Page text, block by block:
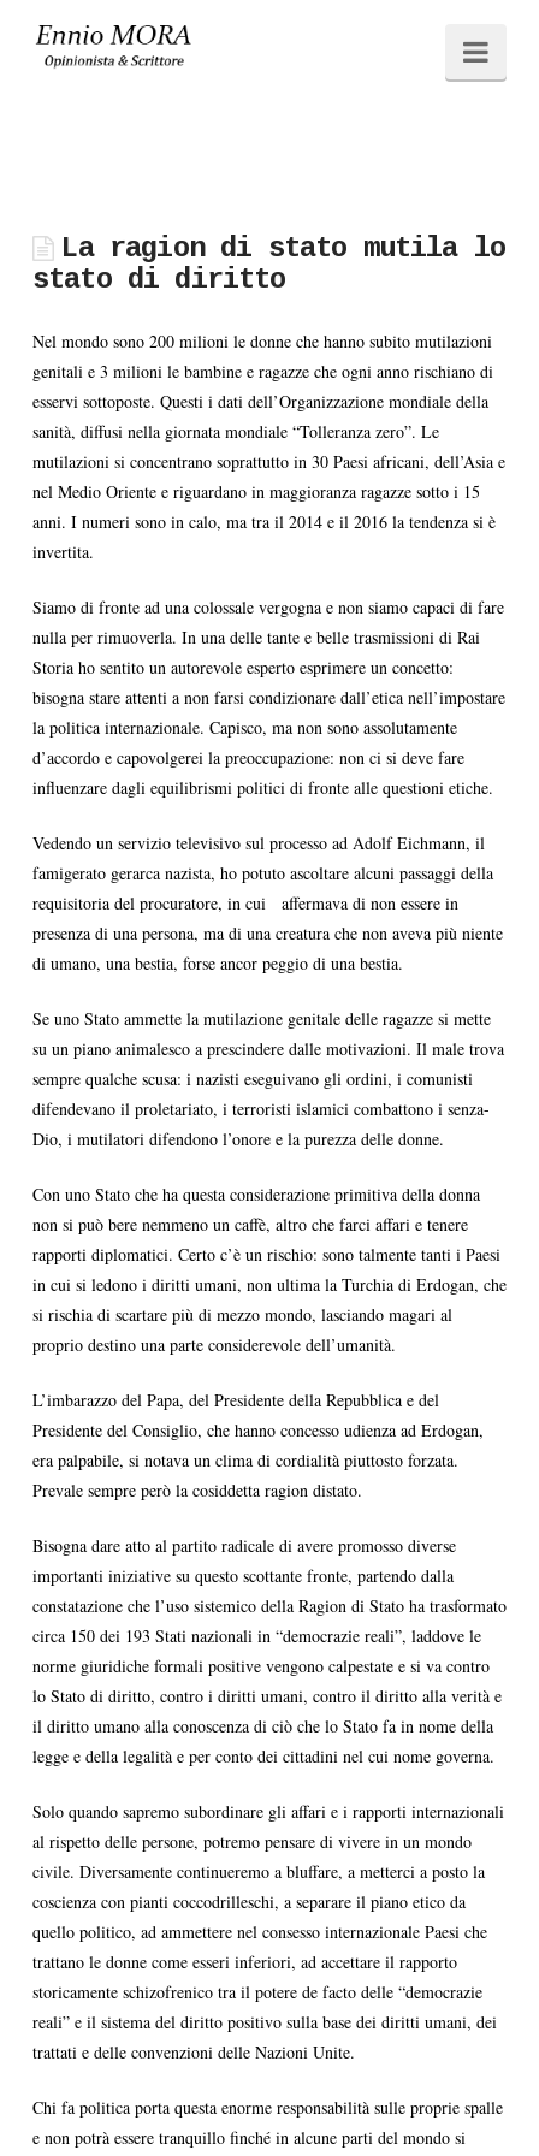
Ennio
La ragion di stato mutila lo
stato di diritto
Nel mondo sono 200 milioni le donne che hanno subito mutilazioni
genitali e 3 milioni le bambine e ragazze che ogni anno rischiano di
esservi sottoposte. Questi i dati dell’Organizzazione mondiale della
sanità, diffusi nella giornata mondiale “Tolleranza zero”. Le
mutilazioni si concentrano soprattutto in 30 Paesi africani, dell’Asia e
nel Medio Oriente e riguardano in maggioranza ragazze sotto i 15
anni. I numeri sono in calo, ma tra il 2014 e il 2016 la tendenza si è
invertita.
Siamo di fronte ad una colossale vergogna e non siamo capaci di fare
nulla per rimuoverla. In una delle tante e belle trasmissioni di Rai
Storia ho sentito un autorevole esperto esprimere un concetto:
bisogna stare attenti a non farsi condizionare dall’etica nell’impostare
la politica internazionale. Capisco, ma non sono assolutamente
d’accordo e capovolgerei la preoccupazione: non ci si deve fare
influenzare dagli equilibrismi politici di fronte alle questioni etiche.
Vedendo un servizio televisivo sul processo ad Adolf Eichmann, il
famigerato gerarca nazista, ho potuto ascoltare alcuni passaggi della
requisitoria del procuratore, in cui affermava di non essere in
presenza di una persona, ma di una creatura che non aveva più niente
di umano, una bestia, forse ancor peggio di una bestia.
Se uno Stato ammette la mutilazione genitale delle ragazze si mette
su un piano animalesco a prescindere dalle motivazioni. Il male trova
sempre qualche scusa: i nazisti eseguivano gli ordini, i comunisti
difendevano il proletariato, i terroristi islamici combattono i senza-
Dio, i mutilatori difendono l’onore e la purezza delle donne.
Con uno Stato che ha questa considerazione primitiva della donna
non si può bere nemmeno un caffè, altro che farci affari e tenere
rapporti diplomatici. Certo c’è un rischio: sono talmente tanti i Paesi
in cui si ledono i diritti umani, non ultima la Turchia di Erdogan, che
si rischia di scartare più di mezzo mondo, lasciando magari al
proprio destino una parte considerevole dell’umanità.
L’imbarazzo del Papa, del Presidente della Repubblica e del
Presidente del Consiglio, che hanno concesso udienza ad Erdogan,
era palpabile, si notava un clima di cordialità piuttosto forzata.
Prevale sempre però la cosiddetta ragion distato.
Bisogna dare atto al partito radicale di avere promosso diverse
importanti iniziative su questo scottante fronte, partendo dalla
constatazione che l’uso sistemico della Ragion di Stato ha trasformato
circa 150 dei 193 Stati nazionali in “democrazie reali”, laddove le
norme giuridiche formali positive vengono calpestate e si va contro
lo Stato di diritto, contro i diritti umani, contro il diritto alla verità e
il diritto umano alla conoscenza di ciò che lo Stato fa in nome della
legge e della legalità e per conto dei cittadini nel cui nome governa.
Solo quando sapremo subordinare gli affari e i rapporti internazionali
al rispetto delle persone, potremo pensare di vivere in un mondo
civile. Diversamente continueremo a bluffare, a metterci a posto la
coscienza con pianti coccodrilleschi, a separare il piano etico da
quello politico, ad ammettere nel consesso internazionale Paesi che
trattano le donne come esseri inferiori, ad accettare il rapporto
storicamente schizofrenico tra il potere de facto delle “democrazie
reali” e il sistema del diritto positivo sulla base dei diritti umani, dei
trattati e delle convenzioni delle Nazioni Unite.
Chi fa politica porta questa enorme responsabilità sulle proprie spalle
e non potrà essere tranquillo finché in alcune parti del mondo si